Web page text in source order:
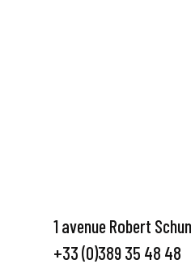
1 avenue Robert
+33 (0)389 35 48 48